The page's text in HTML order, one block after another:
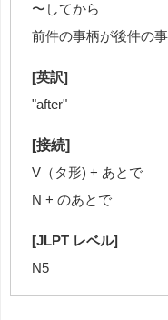
〜してから
前件の事柄が後件の
[英訳]
"after"
[接続]
V（タ形) + あとで
N + のあとで
[JLPT レベル]
N5